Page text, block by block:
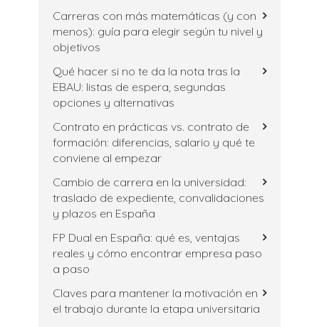
Carreras con más matemáticas (y con
menos): guía para elegir según tu nivel y
objetivos
Qué hacer si no te da la nota tras la
EBAU: listas de espera, segundas
opciones y alternativas
Contrato en prácticas vs. contrato de
formación: diferencias, salario y qué te
conviene al empezar
Cambio de carrera en la universidad:
traslado de expediente, convalidaciones
y plazos en España
FP Dual en España: qué es, ventajas
reales y cómo encontrar empresa paso
a paso
Claves para mantener la motivación en
el trabajo durante la etapa universitaria